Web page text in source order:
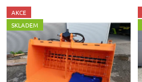
AKCE
SKLADEM